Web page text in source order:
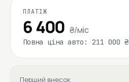
ПЛАТІЖ
6 400 ₴/міс
Повна ціна авто: 211 000 ₴
Перший внесок